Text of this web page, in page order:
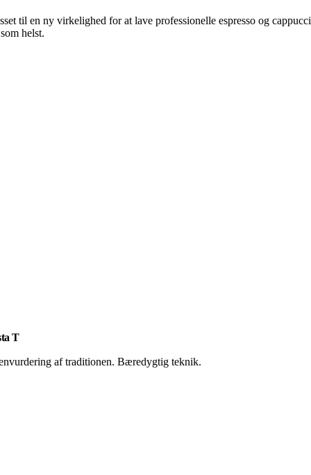
til en ny virkelighed for at lave professionelle espresso og
helst.
T
af traditionen. Bæredygtig teknik.